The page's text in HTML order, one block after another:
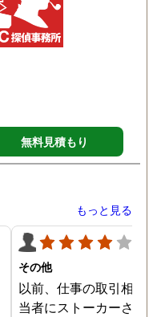
無料見積もり
もっと見る
その他
以前、仕事の取引相手の
当者にストーカーされて